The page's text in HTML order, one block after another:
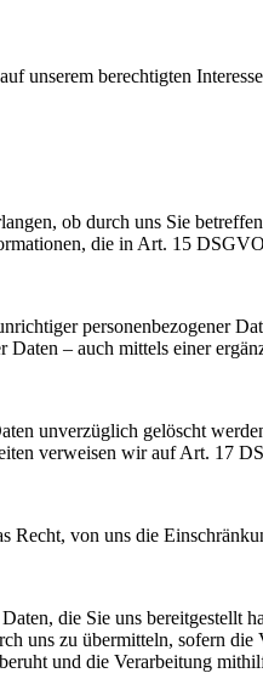
berechtigten
ob durch uns Sie
die in Art. 15
personenbezogener
– auch mittels einer
unverzüglich gelöscht
verweisen wir auf Art. 17
von uns die
die Sie uns bereitgestellt
uns zu übermitteln, sofern
und die Verarbeitung